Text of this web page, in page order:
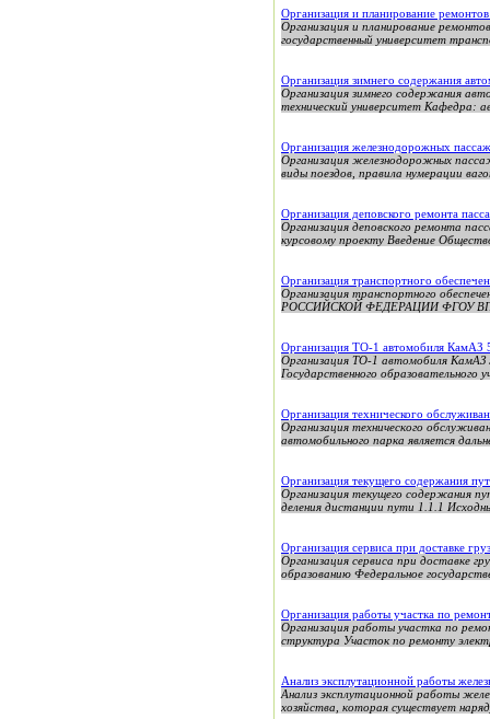
Организация и планирование
Организация и планирование
государственный университет
Организация зимнего содержания
Организация зимнего содержания
технический университет Кафедра:
Организация железнодорожных
Организация железнодорожных
виды поездов, правила нумерации
Организация деповского ремонта
Организация деповского ремонта
курсовому проекту Введение
Организация транспортного
Организация транспортного
РОССИЙСКОЙ ФЕДЕРАЦИИ ФГОУ
Организация ТО-1 автомобиля КамАЗ
Организация ТО-1 автомобиля
Государственного образовательного
Организация технического
Организация технического
автомобильного парка является
Организация текущего содержания
Организация текущего содержания
деления дистанции пути 1.1.1
Организация сервиса при доставке
Организация сервиса при доставке
образованию Федеральное
Организация работы участка по
Организация работы участка по
структура Участок по ремонту
Анализ эксплутационной работы
Анализ эксплутационной работы
хозяйства, которая существует